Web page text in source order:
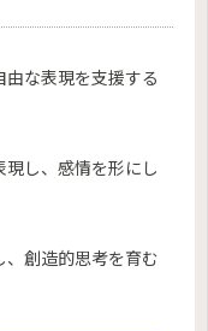
な表現を支援する
し、感情を形にし
創造的思考を育む